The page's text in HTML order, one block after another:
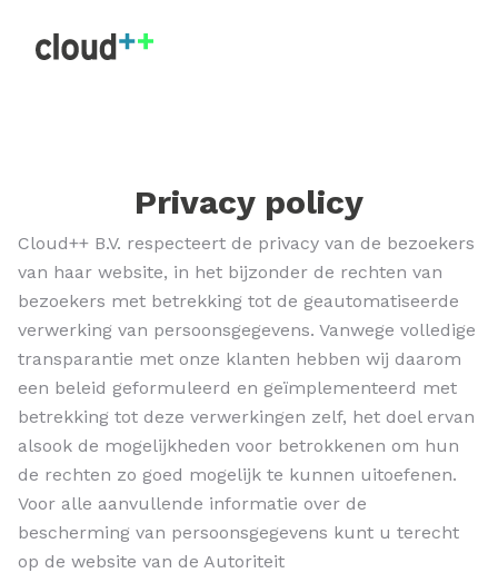
Privacy policy
Cloud++ B.V. respecteert de privacy van de bezoekers
van haar website, in het bijzonder de rechten van
bezoekers met betrekking tot de geautomatiseerde
verwerking van persoonsgegevens. Vanwege volledige
transparantie met onze klanten hebben wij daarom
een beleid geformuleerd en geïmplementeerd met
betrekking tot deze verwerkingen zelf, het doel ervan
alsook de mogelijkheden voor betrokkenen om hun
de rechten zo goed mogelijk te kunnen uitoefenen.
Voor alle aanvullende informatie over de
bescherming van persoonsgegevens kunt u terecht
op de website van de Autoriteit